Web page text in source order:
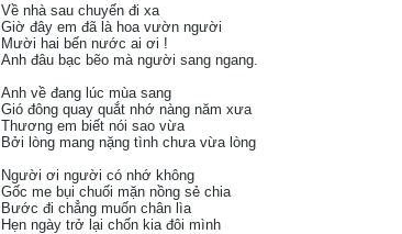
Về nhà sau chuyến đi xa
Giờ đây em đã là hoa vườn người
Mười hai bến nước ai ơi !
Anh đâu bạc bẽo mà người sang ngang.
Anh về đang lúc mùa sang
Gió đông quay quắt nhớ nàng năm xưa
Thương em biết nói sao vừa
Bởi lòng mang nặng tình chưa vừa lòng
Người ơi người có nhớ không
Gốc me bụi chuối mặn nồng sẻ chia
Bước đi chẳng muốn chân lìa
Hẹn ngày trở lại chốn kia đôi mình